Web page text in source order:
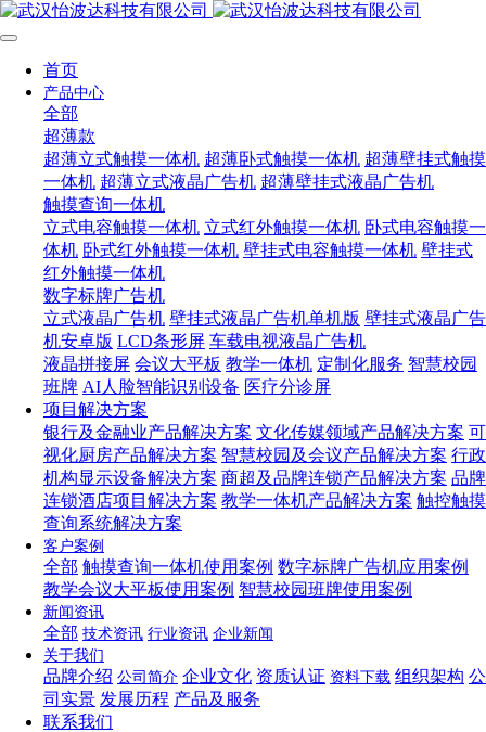
首页
产品中心
全部
超薄款
超薄立式触摸一体机 超薄卧式触摸一体机 超薄壁挂式触摸
一体机 超薄立式液晶广告机 超薄壁挂式液晶广告机
触摸查询一体机
立式电容触摸一体机 立式红外触摸一体机 卧式电容触摸一
体机 卧式红外触摸一体机 壁挂式电容触摸一体机 壁挂式
红外触摸一体机
数字标牌广告机
立式液晶广告机 壁挂式液晶广告机单机版 壁挂式液晶广告
机安卓版 LCD条形屏 车载电视液晶广告机
液晶拼接屏 会议大平板 教学一体机 定制化服务 智慧校园
班牌 AI人脸智能识别设备 医疗分诊屏
项目解决方案
银行及金融业产品解决方案 文化传媒领域产品解决方案 可
视化厨房产品解决方案 智慧校园及会议产品解决方案 行政
机构显示设备解决方案 商超及品牌连锁产品解决方案 品牌
连锁酒店项目解决方案 教学一体机产品解决方案 触控触摸
查询系统解决方案
客户案例
全部 触摸查询一体机使用案例 数字标牌广告机应用案例
教学会议大平板使用案例 智慧校园班牌使用案例
新闻资讯
全部 技术资讯 行业资讯 企业新闻
关于我们
品牌介绍 公司简介 企业文化 资质认证 资料下载 组织架构 公
司实景 发展历程 产品及服务
联系我们